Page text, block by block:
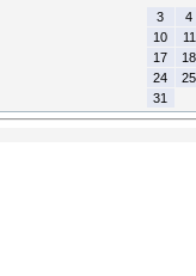
3
4
10
11
17
18
24
25
31